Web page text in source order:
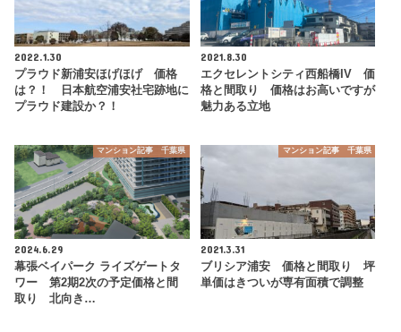
2022.1.30
プラウド新浦安ほげほげ 価格
は？！ 日本航空浦安社宅跡地に
プラウド建設か？！
2021.8.30
エクセレントシティ西船橋IV 価
格と間取り 価格はお高いですが
魅力ある立地
マンション記事 千葉県
2024.6.29
幕張ベイパーク ライズゲートタ
ワー 第2期2次の予定価格と間
取り 北向き…
マンション記事 千葉県
2021.3.31
ブリシア浦安 価格と間取り 坪
単価はきついが専有面積で調整